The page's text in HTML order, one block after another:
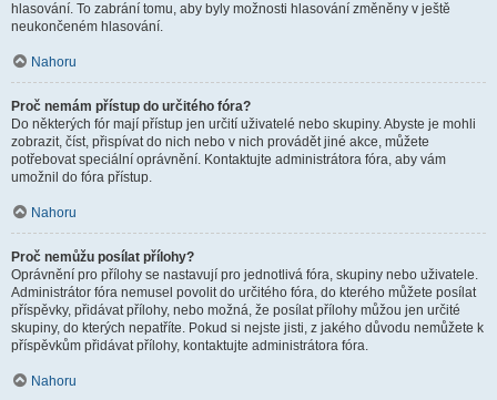
hlasování. To zabrání tomu, aby byly možnosti hlasování změněny v ještě
neukončeném hlasování.
Nahoru
Proč nemám přístup do určitého fóra?
Do některých fór mají přístup jen určití uživatelé nebo skupiny. Abyste je mohli
zobrazit, číst, přispívat do nich nebo v nich provádět jiné akce, můžete
potřebovat speciální oprávnění. Kontaktujte administrátora fóra, aby vám
umožnil do fóra přístup.
Nahoru
Proč nemůžu posílat přílohy?
Oprávnění pro přílohy se nastavují pro jednotlivá fóra, skupiny nebo uživatele.
Administrátor fóra nemusel povolit do určitého fóra, do kterého můžete posílat
příspěvky, přidávat přílohy, nebo možná, že posílat přílohy můžou jen určité
skupiny, do kterých nepatříte. Pokud si nejste jisti, z jakého důvodu nemůžete k
příspěvkům přidávat přílohy, kontaktujte administrátora fóra.
Nahoru